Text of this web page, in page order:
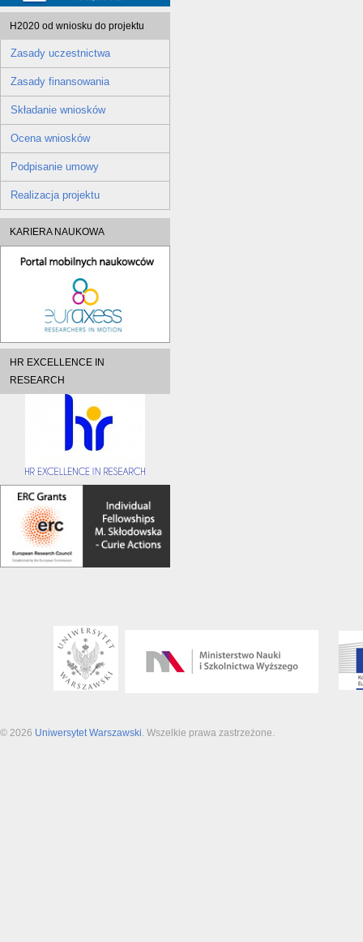
H2020 od wniosku do projektu
Zasady uczestnictwa
Zasady finansowania
Składanie wniosków
Ocena wniosków
Podpisanie umowy
Realizacja projektu
KARIERA NAUKOWA
HR EXCELLENCE IN
RESEARCH
© 2026 Uniwersytet Warszawski . Wszelkie prawa zastrzeżone.